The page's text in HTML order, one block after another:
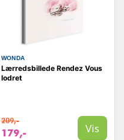
WONDA
Lærredsbillede Rendez Vous
lodret
209,-
179,- Vis